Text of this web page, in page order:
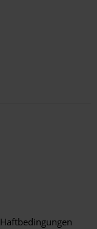
Haftbedingungen